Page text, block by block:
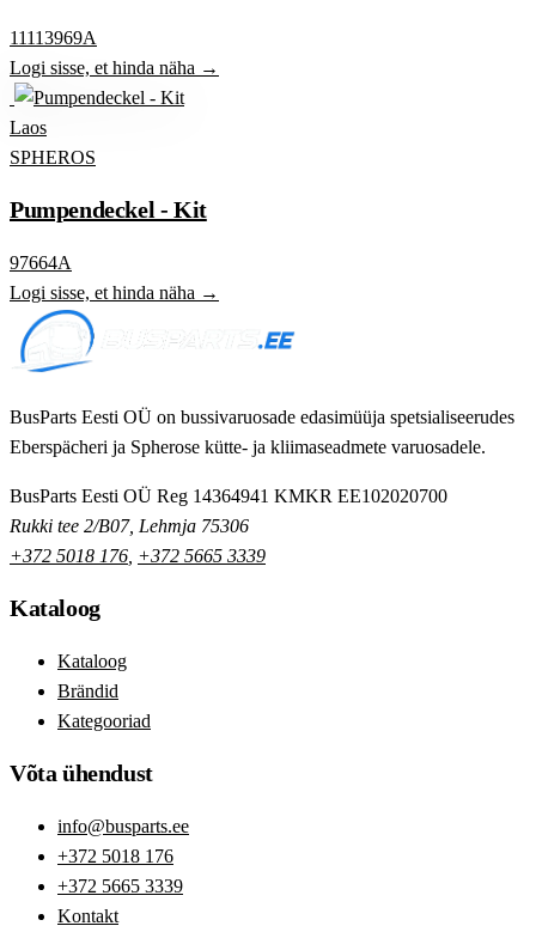
11113969A
Logi sisse, et hinda näha →
Laos
SPHEROS
Pumpendeckel - Kit
97664A
Logi sisse, et hinda näha →
BusParts Eesti OÜ on bussivaruosade edasimüüja spetsialiseerudes
Eberspächeri ja Spherose kütte- ja kliimaseadmete varuosadele.
BusParts Eesti OÜ Reg 14364941 KMKR EE102020700
Rukki tee 2/B07, Lehmja 75306
+372 5018 176 +372 5665 3339
Kataloog
Kataloog
Brändid
Kategooriad
Võta ühendust
info@busparts.ee
+372 5018 176
+372 5665 3339
Kontakt